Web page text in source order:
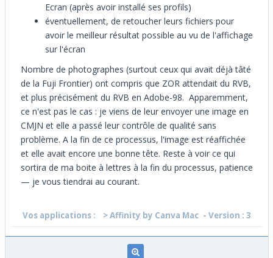
Ecran (après avoir installé ses profils)
éventuellement, de retoucher leurs fichiers pour
avoir le meilleur résultat possible au vu de l'affichage
sur l'écran
Nombre de photographes (surtout ceux qui avait déjà tâté
de la Fuji Frontier) ont compris que ZOR attendait du RVB,
et plus précisément du RVB en Adobe-98. Apparemment,
ce n'est pas le cas : je viens de leur envoyer une image en
CMJN et elle a passé leur contrôle de qualité sans
problème. A la fin de ce processus, l'image est réaffichée
et elle avait encore une bonne tête. Reste à voir ce qui
sortira de ma boite à lettres à la fin du processus, patience
— je vous tiendrai au courant.
Vos applications : > Affinity by Canva Mac - Version : 3